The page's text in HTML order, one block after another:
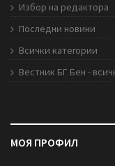
Избор на редактора
Последни новини
Всички категории
Вестник БГ Бен -
МОЯ ПРОФИЛ